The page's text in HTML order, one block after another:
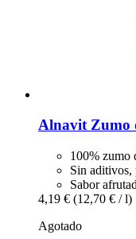
AlnavitZumo
100% zumo
Sin aditivos,
Sabor
4,19 € (12,70 € / l)
Agotado